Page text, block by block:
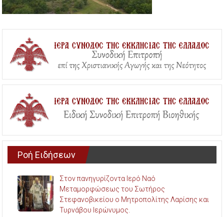
Ροή Ειδήσεων
Στον πανηγυρίζοντα Ιερό Ναό
Μεταμορφώσεως του Σωτήρος
Στεφανοβικείου ο Μητροπολίτης Λαρίσης και
Τυρνάβου Ιερώνυμος.